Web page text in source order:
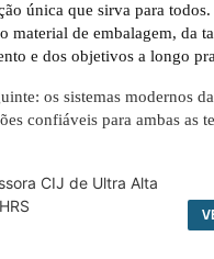
única que sirva para todos.
material de embalagem, da
e dos objetivos a longo
os sistemas modernos da
confiáveis ​​para ambas as
CIJ de Ultra Alta